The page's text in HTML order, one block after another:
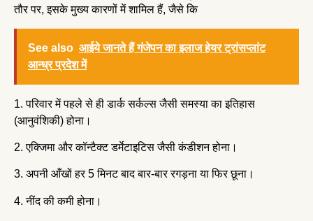
तौर पर, इसके मुख्य कारणों में शामिल हैं, जैसे कि
See also आईये जानते हैं गंजेपन का इलाज हेयर ट्रांसप्लांट
आन्ध्र प्रदेश में
1. परिवार में पहले से ही डार्क सर्कल्स जैसी समस्या का इतिहास
(आनुवंशिकी) होना।
2. एक्जिमा और कॉन्टैक्ट डर्मेटाइटिस जैसी कंडीशन होना।
3. अपनी आँखों हर 5 मिनट बाद बार-बार रगड़ना या फिर छूना।
4. नींद की कमी होना।